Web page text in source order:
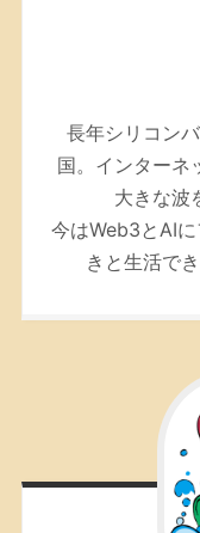
長年シリコン
国。インターネ
大きな波
今はWeb3とAI
きと生活で